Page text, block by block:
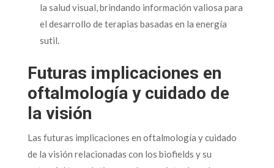
la salud visual, brindando información valiosa para
el desarrollo de terapias basadas en la energía
sutil.
Futuras implicaciones en
oftalmología y cuidado de
la visión
Las futuras implicaciones en oftalmología y cuidado
de la visión relacionadas con los biofields y su